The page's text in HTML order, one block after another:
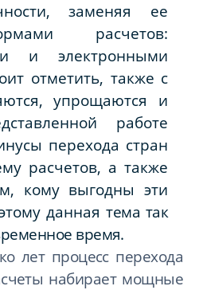
заменяя ее
расчетов:
и электронными
отметить, также с
упрощаются и
работе
перехода стран
расчетов, а также
кому выгодны эти
даннаятема так
время.
лет процесс перехода
набирает мощные